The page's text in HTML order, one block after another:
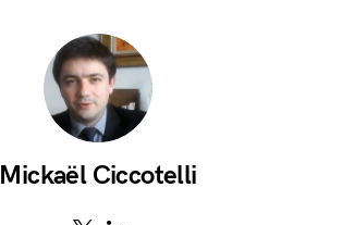
Mickaël Ciccotelli